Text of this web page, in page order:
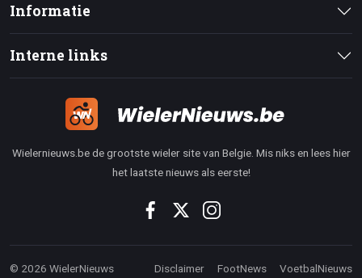
Informatie
Interne links
Wielernieuws.be de grootste wieler site van Belgie. Mis niks en lees hier
het laatste nieuws als eerste!
© 2026 WielerNieuws Disclaimer FootNews VoetbalNieuws